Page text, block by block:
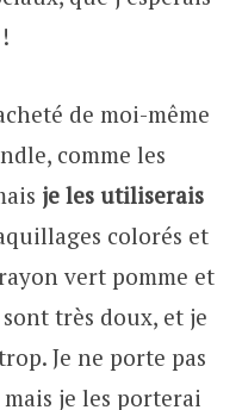
de moi-même
comme les
je les utiliserais
colorés et
vert pomme et
très doux, et je
Je ne porte pas
je les porterai